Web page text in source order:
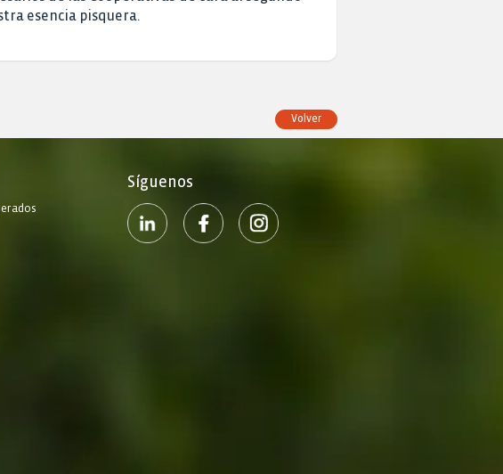
esencia pisquera.
Volver
Síguenos